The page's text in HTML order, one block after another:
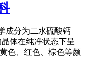
成分为二水硫酸钙
晶体在纯净状态下呈
色、红色、棕色等颜